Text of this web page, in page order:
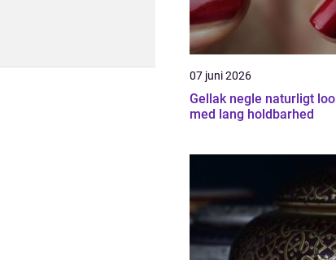
07 juni 2026
Gellak negle naturligt look
med lang holdbarhed